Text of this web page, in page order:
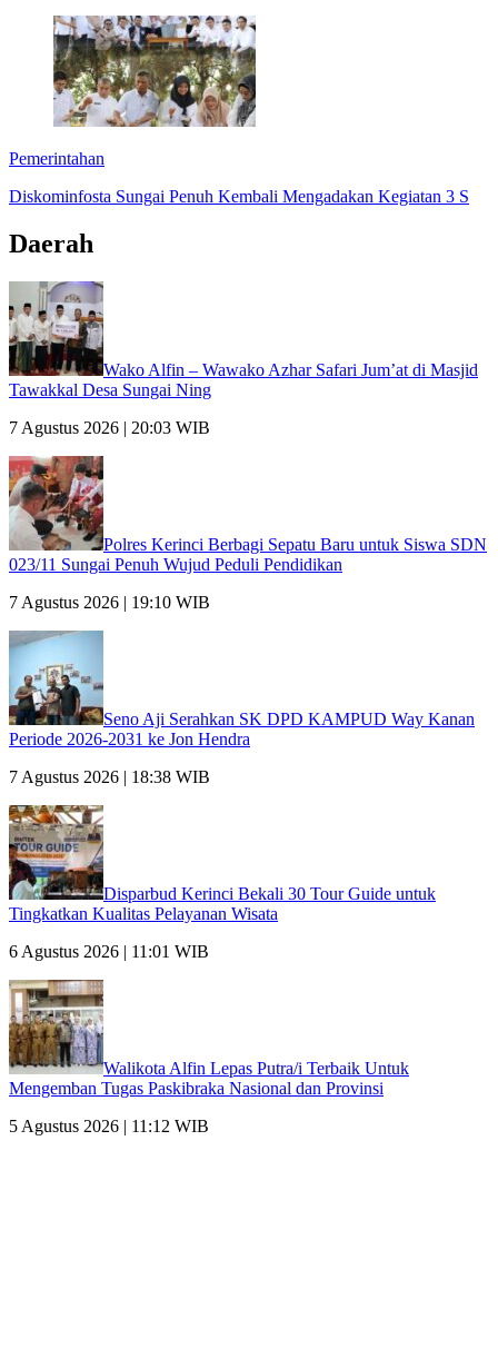
Pemerintahan
Diskominfosta Sungai Penuh Kembali Mengadakan Kegiatan 3 S
Daerah
Wako Alfin – Wawako Azhar Safari Jum’at di Masjid
Tawakkal Desa Sungai Ning
7 Agustus 2026 | 20:03 WIB
Polres Kerinci Berbagi Sepatu Baru untuk Siswa SDN
023/11 Sungai Penuh Wujud Peduli Pendidikan
7 Agustus 2026 | 19:10 WIB
Seno Aji Serahkan SK DPD KAMPUD Way Kanan
Periode 2026-2031 ke Jon Hendra
7 Agustus 2026 | 18:38 WIB
Disparbud Kerinci Bekali 30 Tour Guide untuk
Tingkatkan Kualitas Pelayanan Wisata
6 Agustus 2026 | 11:01 WIB
Walikota Alfin Lepas Putra/i Terbaik Untuk
Mengemban Tugas Paskibraka Nasional dan Provinsi
5 Agustus 2026 | 11:12 WIB